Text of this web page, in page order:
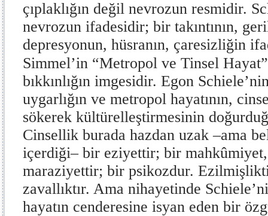
çıplaklığın değil nevrozun resmidir.
nevrozun ifadesidir; bir takıntının,
depresyonun, hüsranın, çaresizliğin
Simmel’in “Metropol ve Tinsel
bıkkınlığın imgesidir. Egon
uygarlığın ve metropol hayatının,
sökerek kültürelleştirmesinin
Cinsellik burada hazdan uzak –ama
içerdiği– bir eziyettir; bir
maraziyettir; bir psikozdur.
zavallıktır. Ama nihayetinde
hayatın cenderesine isyan eden bir